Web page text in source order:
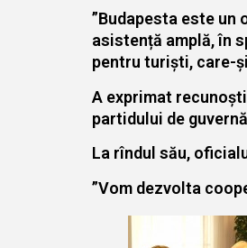
”Budapesta este
asistență amplă, în
pentru turiști, care-
A exprimat
partidului de
La rîndul său,
”Vom dezvolta